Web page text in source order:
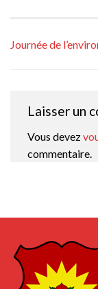
Journée de
Laisser un
Vous devez
commentaire.